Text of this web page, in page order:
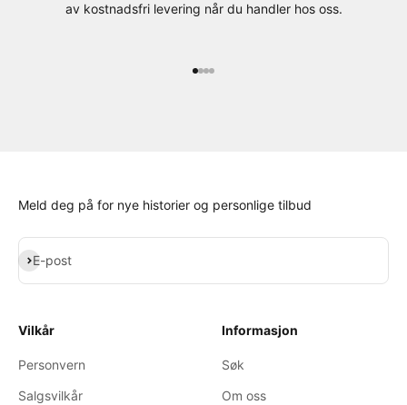
av kostnadsfri levering når du handler hos oss.
Meld deg på for nye historier og personlige tilbud
E-post
Abonner
Vilkår
Personvern
Salgsvilkår
Informasjon
Søk
Om oss